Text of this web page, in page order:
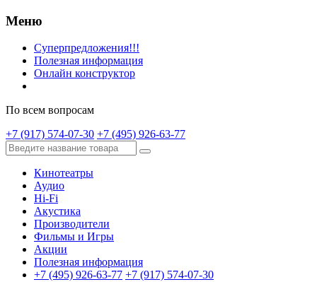
Меню
Суперпредложения!!!
Полезная информация
Онлайн конструктор
По всем вопросам
+7 (917) 574-07-30 +7 (495) 926-63-77
Кинотеатры
Аудио
Hi-Fi
Акустика
Производители
Фильмы и Игры
Акции
Полезная информация
+7 (495) 926-63-77 +7 (917) 574-07-30